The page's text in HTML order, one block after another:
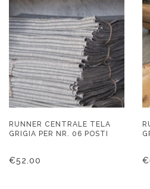
RUNNER CENTRALE TELA
GRIGIA PER NR. 06 POSTI
€52.00 €